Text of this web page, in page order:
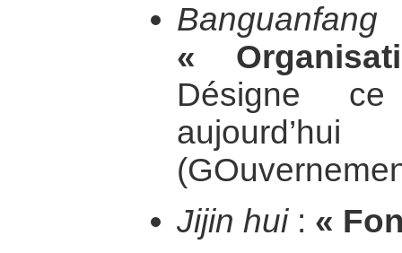
«
Désigne
Jijin hui: «